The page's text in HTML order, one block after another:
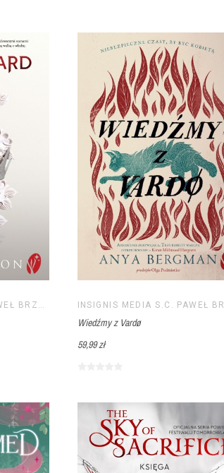
INSIGNIS MEDIA S.C. PAWEŁ BRZOZOWSKI TOMASZ BRZOZOWSKI
Wiedźmy z Vardø
59,99 zł